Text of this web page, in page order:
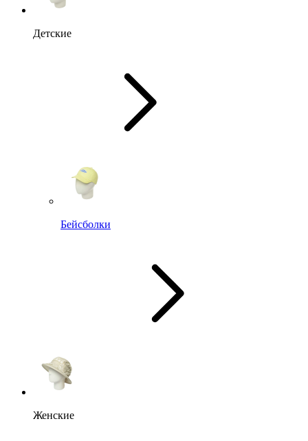
Детские
Бейсболки
Женские